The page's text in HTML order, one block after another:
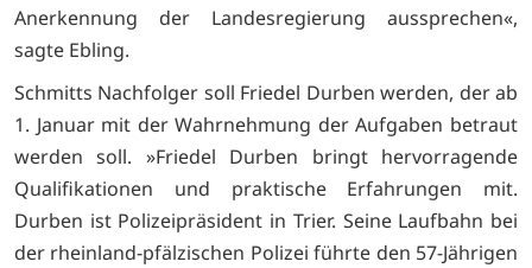
Anerkennung der Landesregierung aussprechen«,
sagte Ebling.
Schmitts Nachfolger soll Friedel Durben werden, der ab
1. Januar mit der Wahrnehmung der Aufgaben betraut
werden soll. »Friedel Durben bringt hervorragende
Qualifikationen und praktische Erfahrungen mit.
Durben ist Polizeipräsident in Trier. Seine Laufbahn bei
der rheinland-pfälzischen Polizei führte den 57-Jährigen